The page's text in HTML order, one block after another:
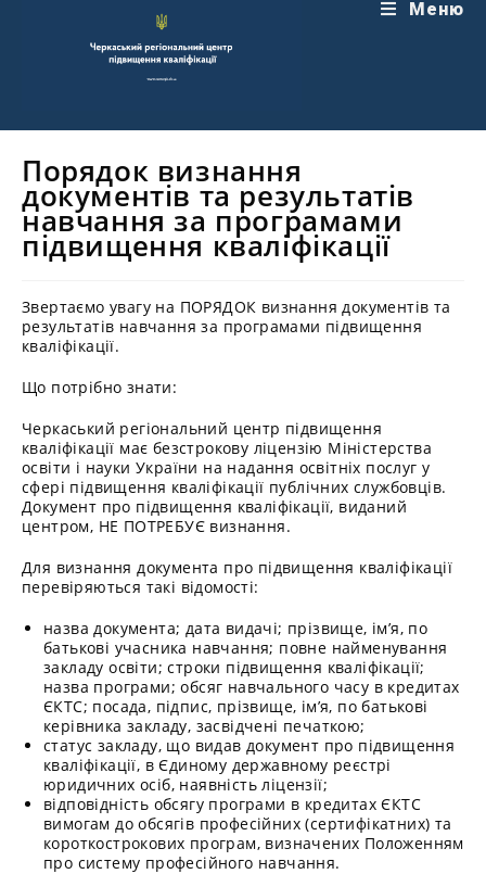
Меню
Порядок визнання
документів та результатів
навчання за програмами
підвищення кваліфікації
Звертаємо увагу на ПОРЯДОК визнання документів та
результатів навчання за програмами підвищення
кваліфікації.
Що потрібно знати:
Черкаський регіональний центр підвищення
кваліфікації має безстрокову ліцензію Міністерства
освіти і науки України на надання освітніх послуг у
сфері підвищення кваліфікації публічних службовців.
Документ про підвищення кваліфікації, виданий
центром, НЕ ПОТРЕБУЄ визнання.
Для визнання документа про підвищення кваліфікації
перевіряються такі відомості:
назва документа; дата видачі; прізвище, ім’я, по
батькові учасника навчання; повне найменування
закладу освіти; строки підвищення кваліфікації;
назва програми; обсяг навчального часу в кредитах
ЄКТС; посада, підпис, прізвище, ім’я, по батькові
керівника закладу, засвідчені печаткою;
статус закладу, що видав документ про підвищення
кваліфікації, в Єдиному державному реєстрі
юридичних осіб, наявність ліцензії;
відповідність обсягу програми в кредитах ЄКТС
вимогам до обсягів професійних (сертифікатних) та
короткострокових програм, визначених Положенням
про систему професійного навчання.